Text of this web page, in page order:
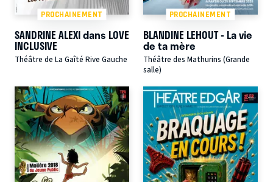
PROCHAINEMENT
SANDRINE ALEXI dans LOVE
INCLUSIVE
Théâtre de La Gaîté Rive Gauche
PROCHAINEMENT
BLANDINE LEHOUT - La vie
de ta mère
Théâtre des Mathurins (Grande
salle)